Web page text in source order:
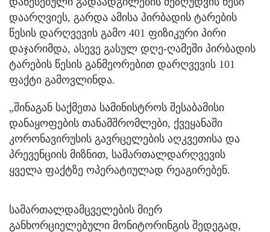
დაარღვიეს, გარდა ამისა პირბადის ტარების
წესის დარღვევის გამო 401 ფიზიკური პირი
დაჯარიმდა, ასევე გასულ დღე-ღამეში პირბადის
ტარების წესის განმეორებით დარღვევის 101
ფაქტი გამოვლინდა.
„შინაგან საქმეთა სამინისტროს შესაბამისი
დანაყოფების თანამშრომლები, ქვეყანაში
კორონავირუსის გავრცელების აღკვეთისა და
პრევენციის მიზნით, სამართალდარღვევის
ყველა ფაქტზე ოპერატიულად რეაგირებენ.
სამართალდამცველების მიერ
განხორციელებული მონიტორინგის შედეგად,